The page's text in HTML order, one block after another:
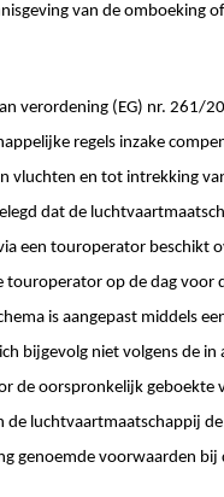
van de omboeking
verordening (EG) nr. 261/
regels inzake
vluchten en tot intrekking
dat de
een touroperator beschikt
touroperator op de dag
is aangepast middels
bijgevolg niet volgens de
de oorspronkelijk
luchtvaartmaatschappij
genoemde voorwaarden bij